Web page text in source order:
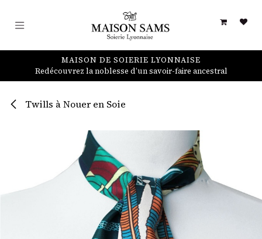
MAISON DE SOIERIE LYONNAISE
Redécouvrez la noblesse d’un savoir-faire ancestral
Twills à Nouer en Soie